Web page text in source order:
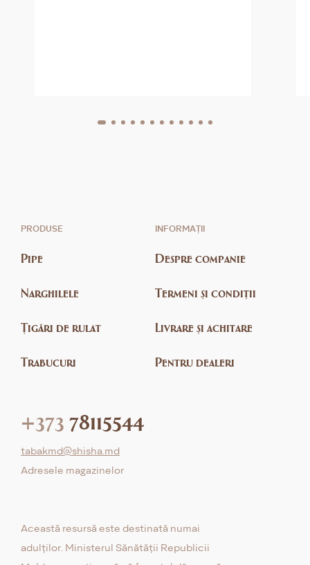
PRODUSE
Pipe
Narghilele
Țigări de rulat
Trabucuri
INFORMAȚII
Despre companie
Termeni și condiții
Livrare și achitare
Pentru dealeri
+373 78115544
tabakmd@shisha.md
Adresele magazinelor
Această resursă este destinată numai
adulților. Ministerul Sănătății Republicii